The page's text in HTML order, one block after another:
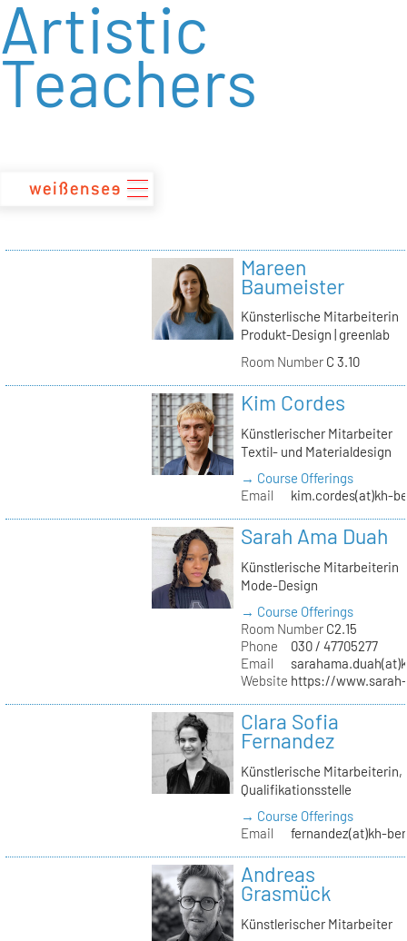
zum
Inhalt
Artistic
Teachers
Mareen
Baumeister
Künsterlische Mitarbeiterin
Produkt-Design | greenlab
Room NumberC 3.10
Kim Cordes
Künstlerischer Mitarbeiter
Textil- und Materialdesign
→ Course Offerings
Email
kim.cordes(at)kh-
Sarah Ama Duah
Künstlerische Mitarbeiterin
Mode-Design
→ Course Offerings
Room NumberC2.15
Phone
030 / 47705277
Email
Website https://
Clara Sofia
Fernandez
Künstlerische Mitarbeiterin,
Qualifikationsstelle
→ Course Offerings
Email
fernandez(at)kh-
Andreas
Grasmück
Künstlerischer Mitarbeiter